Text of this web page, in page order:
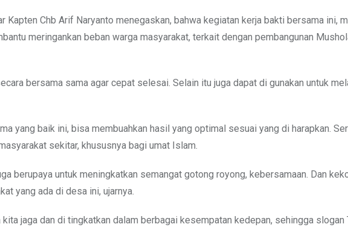
Chb Arif Naryanto menegaskan, bahwa kegiatan kerja bakti bersama ini,
meringankan beban warga masyarakat, terkait dengan pembangunan
bersama sama agar cepat selesai. Selain itu juga dapat di gunakan untuk
yang baik ini, bisa membuahkan hasil yang optimal sesuai yang di harapkan.
sekitar, khususnya bagi umat Islam.
berupaya untuk meningkatkan semangat gotong royong, kebersamaan. Dan
yang ada di desa ini, ujarnya.
jaga dan di tingkatkan dalam berbagai kesempatan kedepan, sehingga slogan